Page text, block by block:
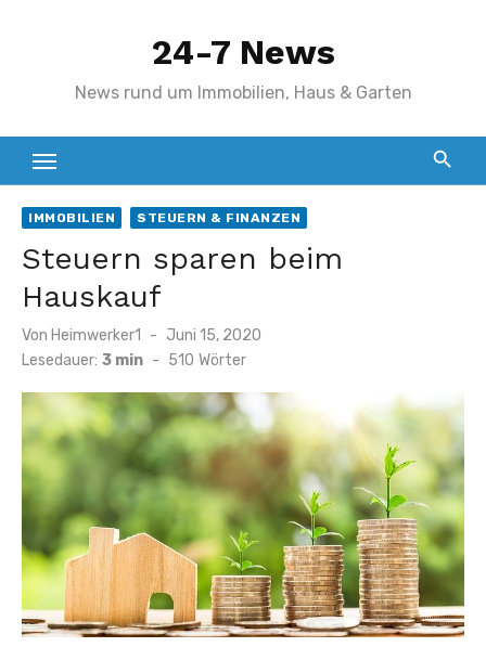
24-7 News
News rund um Immobilien, Haus & Garten
IMMOBILIEN STEUERN & FINANZEN
Steuern sparen beim
Hauskauf
Von Heimwerker1
Veröffentlicht
am
Juni 15, 2020
Lesedauer: 3 min - 510 Wörter